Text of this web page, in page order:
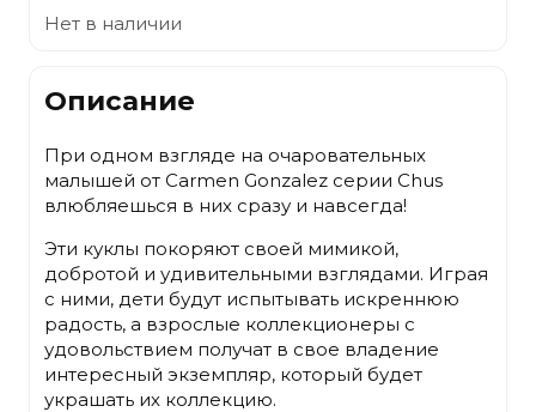
Нет в наличии
Описание
При одном взгляде на очаровательных
малышей от Carmen Gonzalez серии Chus
влюбляешься в них сразу и навсегда!
Эти куклы покоряют своей мимикой,
добротой и удивительными взглядами. Играя
с ними, дети будут испытывать искреннюю
радость, а взрослые коллекционеры с
удовольствием получат в свое владение
интересный экземпляр, который будет
украшать их коллекцию.